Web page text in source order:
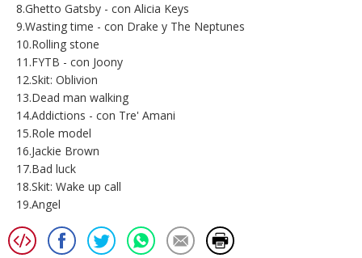
8.Ghetto Gatsby - con Alicia Keys
9.Wasting time - con Drake y The Neptunes
10.Rolling stone
11.FYTB - con Joony
12.Skit: Oblivion
13.Dead man walking
14.Addictions - con Tre' Amani
15.Role model
16.Jackie Brown
17.Bad luck
18.Skit: Wake up call
19.Angel